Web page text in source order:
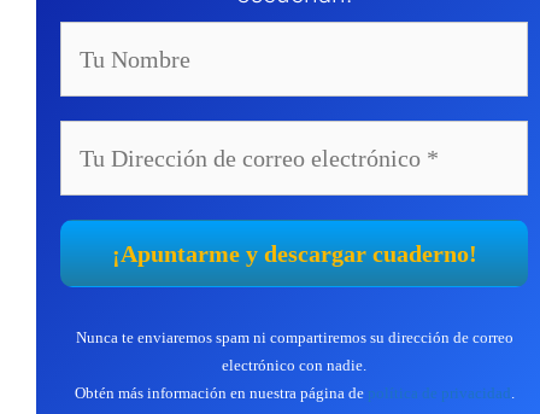
Nunca te enviaremos spam ni compartiremos su dirección de correo
electrónico con nadie.
Obtén más información en nuestra página de política de privacidad.